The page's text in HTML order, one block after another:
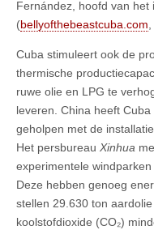
Fernández, hoofd van het
(bellyofthebeastcuba.com
Cuba stimuleert ook de
thermische
ruwe olie en LPG te
leveren. China heeft
geholpen met de
Het persbureau Xinhua
experimentele
Deze hebben genoeg
stellen 29.630 ton
koolstofdioxide (CO₂)